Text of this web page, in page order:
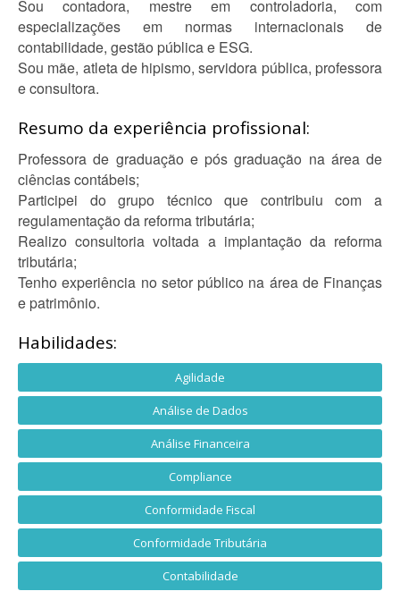
Sou contadora, mestre em controladoria, com
especializações em normas internacionais de
contabilidade, gestão pública e ESG.
Sou mãe, atleta de hipismo, servidora pública, professora
e consultora.
Resumo da experiência profissional:
Professora de graduação e pós graduação na área de
ciências contábeis;
Participei do grupo técnico que contribuiu com a
regulamentação da reforma tributária;
Realizo consultoria voltada a implantação da reforma
tributária;
Tenho experiência no setor público na área de Finanças
e patrimônio.
Habilidades:
Agilidade
Análise de Dados
Análise Financeira
Compliance
Conformidade Fiscal
Conformidade Tributária
Contabilidade